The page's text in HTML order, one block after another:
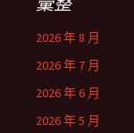
2026 年 8 月
2026 年 7 月
2026 年 6 月
2026 年 5 月